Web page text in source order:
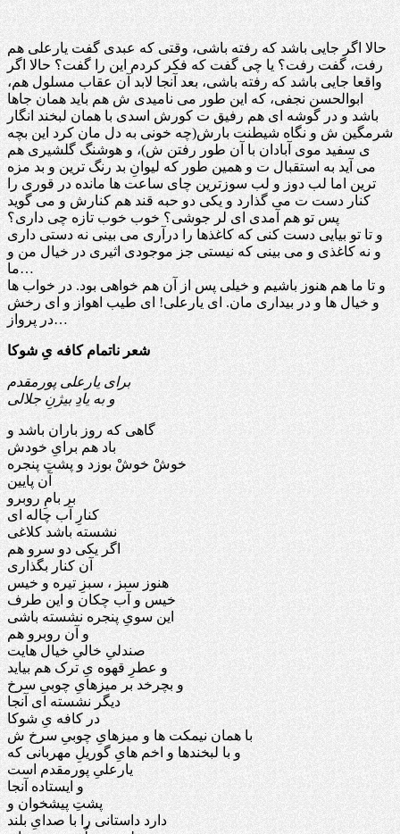
حالا اگر جایی باشد که رفته باشی، وقتی که عبدی گفت یارعلی هم
رفت، گفت رفت؟ یا چی گفت که فکر کردم این را گفت؟ حالا اگر
واقعا جایی باشد که رفته باشی، بعد آنجا لابد آن عقاب مسلول هم،
ابوالحسن نجفی، که این طور می نامیدی ش هم باید همان جاها
باشد و در گوشه ای هم رفیق ت کورش اسدی با همان لبخند انگار
شرمگین ش و نگاه شیطنت بارش(چه خونی به دل مان کرد این بچه
ی سفید موی آبادان با آن طور رفتن ش)، و هوشنگ گلشیری هم
می آید به استقبال ت و همین طور که لیوانِ بد رنگ ترین و بد مزه
ترین اما لب دوز و لب سوزترین چای ساعت ها مانده در قوری را
کنار دست ت می گذارد و یکی دو حبه قند هم کنارش و می گوید
پس تو هم آمدی ای لر جوشی؟ خوب خوب تازه چی داری؟
و تا تو بیایی دست کنی که کاغذها را درآری می بینی نه دستی داری
و نه کاغذی و می بینی که نیستی جز موجودی اثیری در خیال من و
ما…
و تا ما هم هنوز باشیم و خیلی پس از آن هم خواهی بود. در خواب ها
و خیال ها و در بیداری مان. ای یارعلی! ای طیب اهواز و ای رخش
در پرواز…
شعر ناتمام کافه یِ شوکا
برای یارعلی پورمقدم
و به یادِ بیژنِ جلالی
گاهی که روز باران باشد و
باد هم برایِ خودش
خوشْ خوشْ بوزد و پشتِ پنجره
آن پایین
بر بامِ روبرو
کنارِ آب چاله ای
نشسته باشد کلاغی
اگر یکی دو سرو هم
آن کنار بگذاری
هنوز سبز ، سبزِ تیره و خیس
خیس و آب چکان و این طرف
این سویِ پنجره نشسته باشی
و آن روبرو هم
صندلیِ خالیِ خیال هایت
و عطرِ قهوه یِ ترک هم بیاید
و بچرخد بر میزهایِ چوبیِ سرخ
دیگر نشسته ای آنجا
در کافه یِ شوکا
با همان نیمکت ها و میزهایِ چوبیِ سرخ ش
و با لبخندها و اخم هایِ گوریلِ مهربانی که
یارعلیِ پورمقدم است
و ایستاده آنجا
پشتِ پیشخوان و
دارد داستانی را با صدایِ بلند